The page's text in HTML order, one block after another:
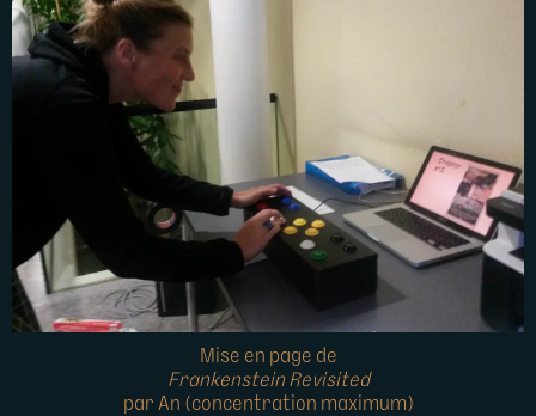
Mise en page de
Frankenstein Revisited
par An (concentration maximum)